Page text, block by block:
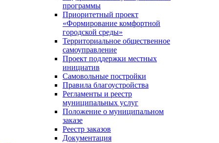
программы
Приоритетный проект
«Формирование комфортной
городской среды»
Территориальное общественное
самоуправление
Проект поддержки местных
инициатив
Самовольные постройки
Правила благоустройства
Регламенты и реестр
муниципальных услуг
Положение о муниципальном
заказе
Реестр заказов
Документация